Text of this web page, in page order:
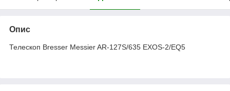
Опис
Телескоп Bresser Messier AR-127S/635 EXOS-2/EQ5